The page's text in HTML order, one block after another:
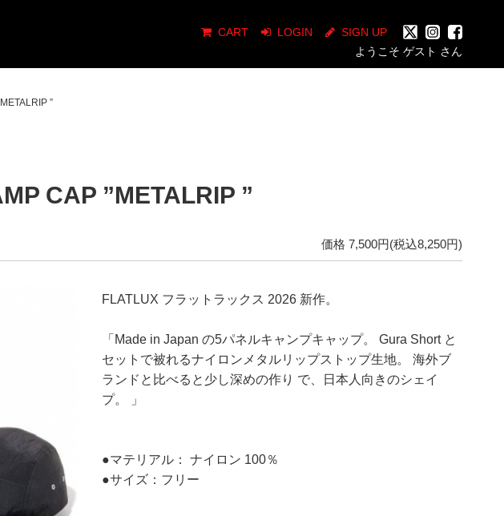
SIGN UP
LOGIN
CART
ようこそ ゲスト さん
”
CAP ”METALRIP ”
価格 7,500円(税込8,250円)
FLATLUX フラットラックス 2026 新作。
「 Made in Japan の5パネルキャンプキャップ。 Gura Short と
セットで被れるナイロンメタルリップストップ生地。 海外ブ
ランドと比べると少し深めの作り で、日本人向きのシェイ
プ。
」
●マテリアル： ナイロン 100％
●サイズ：フリー